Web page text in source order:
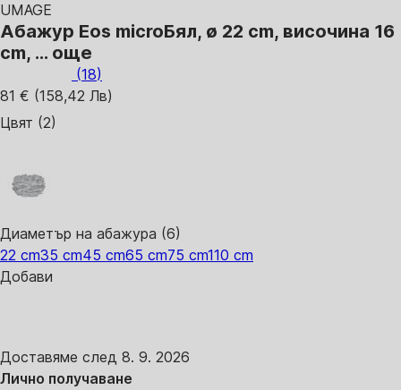
UMAGE
Абажур Eos microБял, ø 22 cm, височина 16
cm, … още
(18)
81 € (158,42 Лв)
Цвят (2)
Диаметър на абажура (6)
22 cm35 cm45 cm65 cm75 cm110 cm
Добави
Доставяме след 8. 9. 2026
Лично получаване